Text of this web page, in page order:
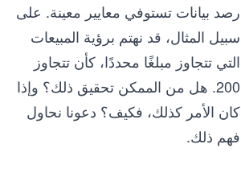
رصد بيانات تستوفي معايير معينة. على
سبيل المثال، قد نهتم برؤية المبيعات
التي تتجاوز مبلغًا محددًا، كأن تتجاوز
200. هل من الممكن تحقيق ذلك؟ وإذا
كان الأمر كذلك، فكيف؟ دعونا نحاول
فهم ذلك.